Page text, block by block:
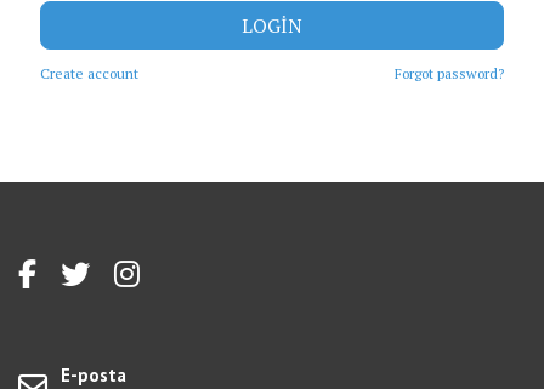
LOGIN
Create account Forgot password?
E-posta